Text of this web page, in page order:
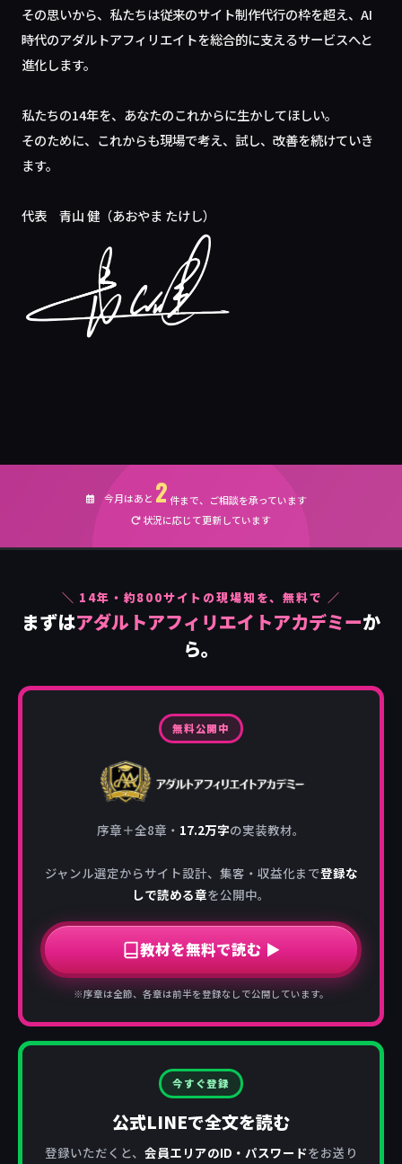
その思いから、私たちは従来のサイト制作代行の枠を超え、AI
時代のアダルトアフィリエイトを総合的に支えるサービスへと
進化します。
私たちの14年を、あなたのこれからに生かしてほしい。
そのために、これからも現場で考え、試し、改善を続けていき
ます。
代表 青山 健（あおやま たけし）
今月はあと 2件まで、ご相談を承っています
状況に応じて更新しています
＼ 14年・約800サイトの現場知を、無料で ／
まずはアダルトアフィリエイトアカデミーか
ら。
無料公開中
序章＋全8章・ 17.2万字の実装教材。
ジャンル選定からサイト設計、集客・収益化まで登録な
しで読める章を公開中。
教材を無料で読む ▶
※序章は全節、各章は前半を登録なしで公開しています。
今すぐ登録
公式LINEで全文を読む
登録いただくと、 会員エリアのID・パスワードをお送り